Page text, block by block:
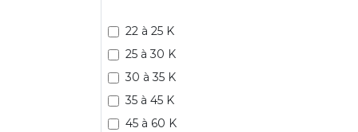
22 à 25 K
25 à 30 K
30 à 35 K
35 à 45 K
45 à 60 K